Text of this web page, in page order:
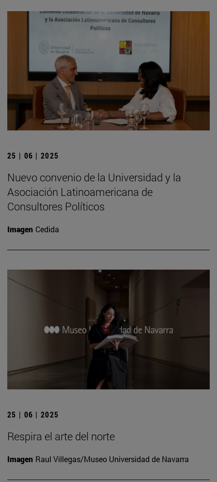
25 | 06 | 2025
Nuevo convenio de la Universidad y la
Asociación Latinoamericana de
Consultores Políticos
Imagen Cedida
25 | 06 | 2025
Respira el arte del norte
Imagen Raul Villegas/Museo Universidad de Navarra